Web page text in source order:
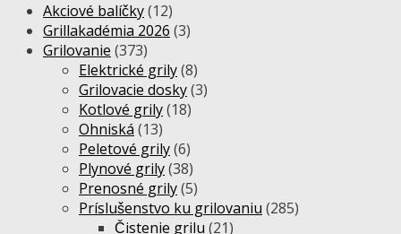
Akciové balíčky(12)
Grillakadémia 2026 (3)
Grilovanie (373)
Elektrické grily(8)
Grilovacie dosky(3)
Kotlové grily(18)
Ohniská (13)
Peletové grily(6)
Plynové grily(38)
Prenosné grily(5)
Príslušenstvo ku grilovaniu (285)
Čistenie grilu (21)